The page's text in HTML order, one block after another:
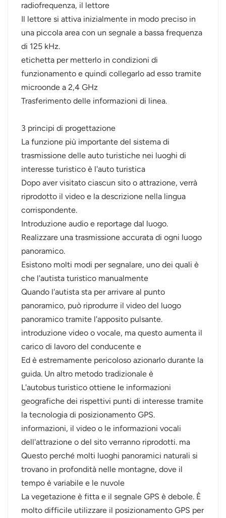
radiofrequenza, il lettore
Il lettore si attiva inizialmente in modo preciso in
una piccola area con un segnale a bassa frequenza
di 125 kHz.
etichetta per metterlo in condizioni di
funzionamento e quindi collegarlo ad esso tramite
microonde a 2,4 GHz
Trasferimento delle informazioni di linea.
3 principi di progettazione
La funzione più importante del sistema di
trasmissione delle auto turistiche nei luoghi di
interesse turistico è l'auto turistica
Dopo aver visitato ciascun sito o attrazione, verrà
riprodotto il video e la descrizione nella lingua
corrispondente.
Introduzione audio e reportage dal luogo.
Realizzare una trasmissione accurata di ogni luogo
panoramico.
Esistono molti modi per segnalare, uno dei quali è
che l'autista turistico manualmente
Quando l'autista sta per arrivare al punto
panoramico, può riprodurre il video del luogo
panoramico tramite l'apposito pulsante.
introduzione video o vocale, ma questo aumenta il
carico di lavoro del conducente e
Ed è estremamente pericoloso azionarlo durante la
guida. Un altro metodo tradizionale è
L'autobus turistico ottiene le informazioni
geografiche dei rispettivi punti di interesse tramite
la tecnologia di posizionamento GPS.
informazioni, il video o le informazioni vocali
dell'attrazione o del sito verranno riprodotti. ma
Questo perché molti luoghi panoramici naturali si
trovano in profondità nelle montagne, dove il
tempo è variabile e le nuvole
La vegetazione è fitta e il segnale GPS è debole. È
molto difficile utilizzare il posizionamento GPS per